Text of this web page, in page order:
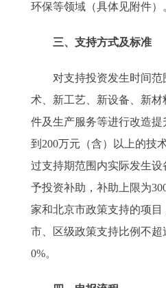
环保等领域（具体见附件）
三、支持方式及标准
对支持投资发生时间范
术、新工艺、新设备、新
件及生产服务等进行改造
到200万元（含）以上的技
过支持期范围内实际发生设
予投资补助，补助上限为
家和北京市政策支持的项
市、区级政策支持比例不
0%。